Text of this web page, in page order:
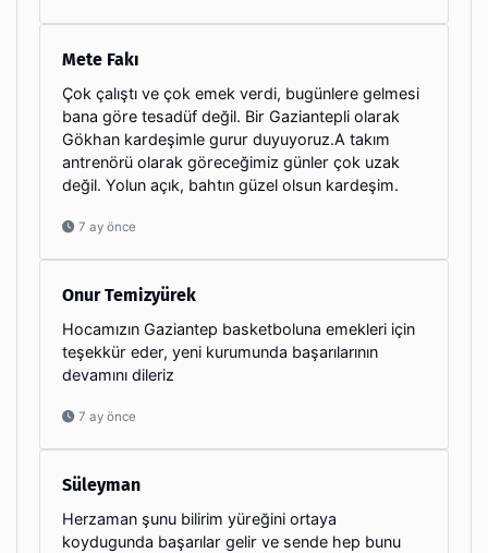
Mete Fakı
Çok çalıştı ve çok emek verdi, bugünlere gelmesi
bana göre tesadüf değil. Bir Gaziantepli olarak
Gökhan kardeşimle gurur duyuyoruz.A takım
antrenörü olarak göreceğimiz günler çok uzak
değil. Yolun açık, bahtın güzel olsun kardeşim.
7 ay önce
Onur Temizyürek
Hocamızın Gaziantep basketboluna emekleri için
teşekkür eder, yeni kurumunda başarılarının
devamını dileriz
7 ay önce
Süleyman
Herzaman şunu bilirim yüreğini ortaya
koydugunda başarılar gelir ve sende hep bunu